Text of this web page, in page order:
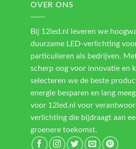
OVER ONS
Bij 12led.nl leveren we
duurzame LED-verlichting
particulieren als bedrijven.
scherp oog voor innovatie en
selecteren we de beste
energie besparen en lang
voor 12led.nl voor
verlichting die bijdraagt aan
groenere toekomst.